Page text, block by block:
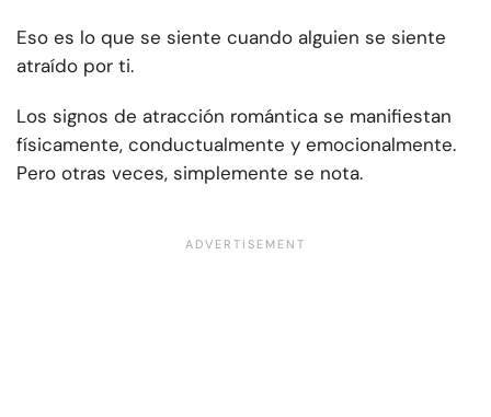
Eso es lo que se siente cuando alguien se siente
atraído por ti.
Los signos de atracción romántica se manifiestan
físicamente, conductualmente y emocionalmente.
Pero otras veces, simplemente se nota.